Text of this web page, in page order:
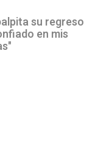
su regreso
en mis